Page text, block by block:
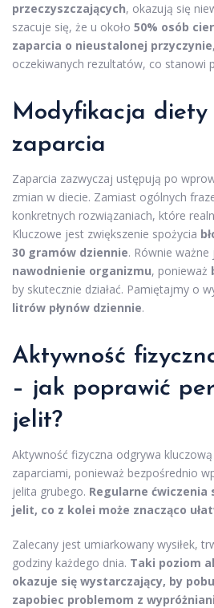
przeczyszczających, okazują się
szacuje się, że u około 50% osób
zaparcia o nieustalonej przyczynie
oczekiwanych rezultatów, co stanowi
Modyfikacja diety
zaparcia
Zaparcia zazwyczaj ustępują po
zmian w diecie. Zamiast ogólnych
konkretnych rozwiązaniach, które
Kluczowe jest zwiększenie spożycia
30 gramów dziennie. Równie
nawodnienie organizmu, ponieważ
by skutecznie działać. Pamiętajmy o
litrów płynów dziennie.
Aktywność
– jak poprawić
jelit?
Aktywność fizyczna odgrywa
zaparciami, ponieważ bezpośrednio
jelita grubego. Regularne
jelit, co z kolei może znacząco
Zalecany jest umiarkowany wysiłek,
godziny każdego dnia. Taki poziom
okazuje się wystarczający, by
zapobiec problemom z